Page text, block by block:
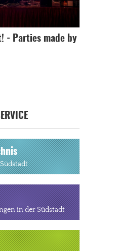
- Parties made by
in der Südstadt